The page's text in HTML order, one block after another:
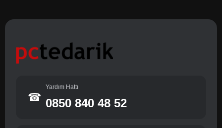
☎
Yardım Hattı
0850 840 48 52